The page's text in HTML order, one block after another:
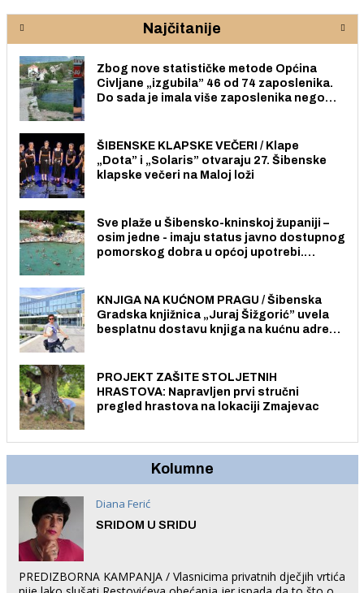
Najčitanije
Zbog nove statističke metode Općina
Civljane „izgubila” 46 od 74 zaposlenika.
Do sada je imala više zaposlenika nego
ŠIBENSKE KLAPSKE VEČERI / Klape
„Dota” i „Solaris” otvaraju 27. Šibenske
klapske večeri na Maloj loži
Sve plaže u Šibensko-kninskoj županiji –
osim jedne - imaju status javno dostupnog
pomorskog dobra u općoj upotrebi.
KNJIGA NA KUĆNOM PRAGU / Šibenska
Gradska knjižnica „Juraj Šižgorić” uvela
besplatnu dostavu knjiga na kućnu adresu
PROJEKT ZAŠITE STOLJETNIH
HRASTOVA: Napravljen prvi stručni
pregled hrastova na lokaciji Zmajevac
Kolumne
Diana Ferić
SRIDOM U SRIDU
PREDIZBORNA KAMPANJA / Vlasnicima privatnih dječjih vrtića